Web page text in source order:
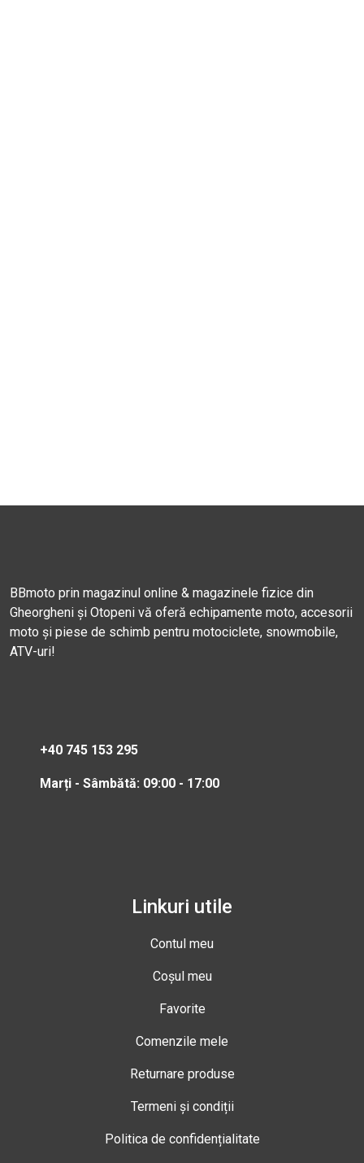
BBmoto prin magazinul online & magazinele fizice din
Gheorgheni și Otopeni vă oferă echipamente moto, accesorii
moto și piese de schimb pentru motociclete, snowmobile,
ATV-uri!
+40 745 153 295
Marți - Sâmbătă: 09:00 - 17:00
Linkuri utile
Contul meu
Coșul meu
Favorite
Comenzile mele
Returnare produse
Termeni și condiții
Politica de confidențialitate